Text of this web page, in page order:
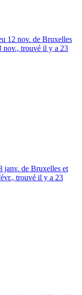
12 nov. de Bruxelles
nov., trouvé il y a 23
janv. de Bruxelles et
trouvé il y a 23